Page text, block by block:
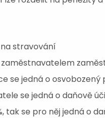
stravování
se jedná o osvobozený
se jedná o daňově
tak se pro něj jedná o